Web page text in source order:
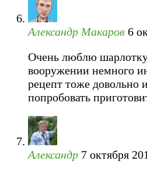
Александр Макаров 6
Очень люблю
вооружении немного
рецепт тоже довольно
попробовать
Александр 7 октября